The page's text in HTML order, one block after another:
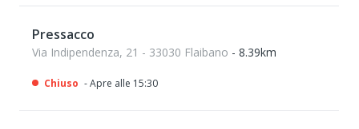
Pressacco
Via Indipendenza, 21 - 33030 Flaibano - 8.39km
Chiuso - Apre alle 15:30